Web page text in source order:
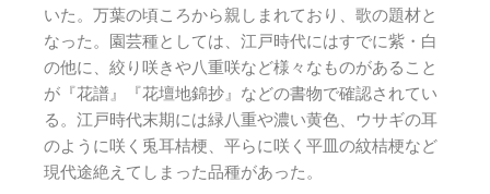
いた。 万葉の頃ころから親しまれており、歌の題材と
なった。園芸種としては、江戸時代にはすでに紫・白
の他に、絞り咲きや八重咲など様々なものがあること
が『花譜』『花壇地錦抄』などの書物で確認されてい
る。江戸時代末期には緑八重や濃い黄色、ウサギの耳
のように咲く兎耳桔梗、平らに咲く平皿の紋桔梗など
現代途絶えてしまった品種があった。